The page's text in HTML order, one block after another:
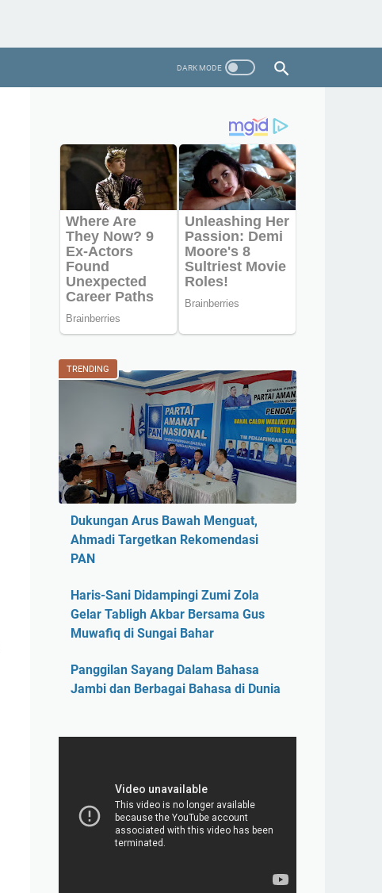
TRENDING
Dukungan Arus Bawah Menguat,
Ahmadi Targetkan Rekomendasi
PAN
Haris-Sani Didampingi Zumi Zola
Gelar Tabligh Akbar Bersama Gus
Muwafiq di Sungai Bahar
Panggilan Sayang Dalam Bahasa
Jambi dan Berbagai Bahasa di Dunia